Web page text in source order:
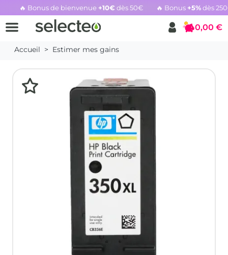
🔥 Bonus de bienvenue +10€ dès 50€ 🔥 Bonus +5%dès
Rachat cartouche vide, voir l'offre promotionnelle
Panier
0,00 €
Accueil Estimer mes gains